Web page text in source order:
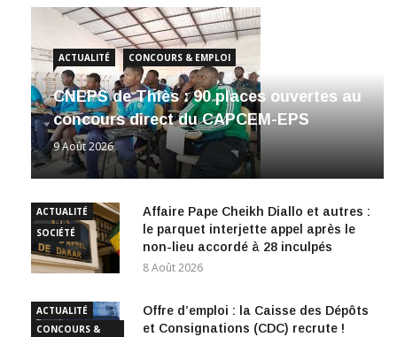
ACTUALITÉ CONCOURS & EMPLOI
CNEPS de Thiès : 90 places ouvertes au
concours direct du CAPCEM-EPS
9 Août 2026
ACTUALITÉ
SOCIÉTÉ
Affaire Pape Cheikh Diallo et autres :
le parquet interjette appel après le
non-lieu accordé à 28 inculpés
8 Août 2026
ACTUALITÉ
CONCOURS &
Offre d’emploi : la Caisse des Dépôts
et Consignations (CDC) recrute !